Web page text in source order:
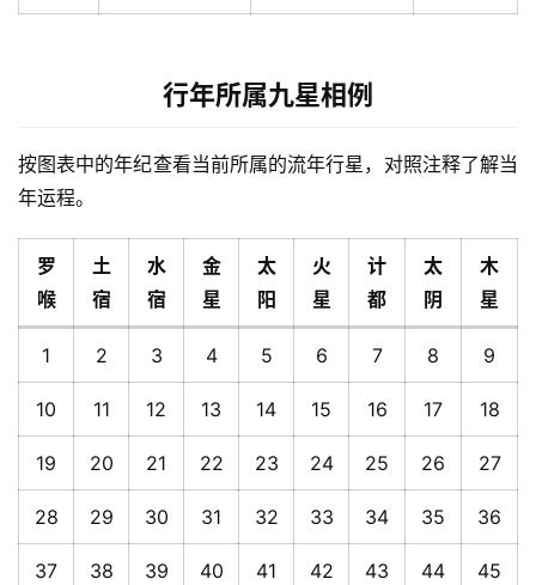
行年所属九星相例
按图表中的年纪查看当前所属的流年行星，对照注释了解当
年运程。
罗
喉
土
宿
水
宿
金
星
太
阳
火
星
计
都
太
阴
木
星
1 2 3 4 5 6 7 8 9
10 11 12 13 14 15 16 17 18
19 20 21 22 23 24 25 26 27
28 29 30 31 32 33 34 35 36
37 38 39 40 41 42 43 44 45